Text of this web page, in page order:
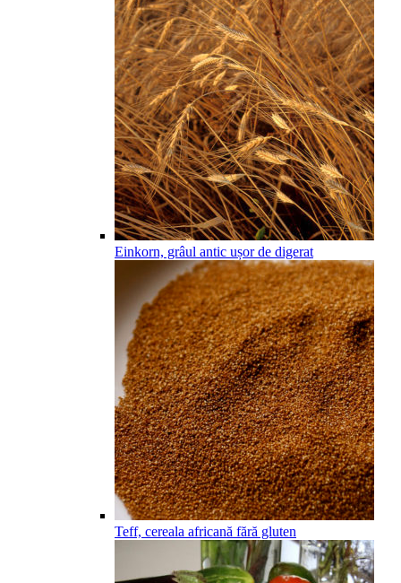
Einkorn, grâul antic ușor de digerat
Teff, cereala africană fără gluten